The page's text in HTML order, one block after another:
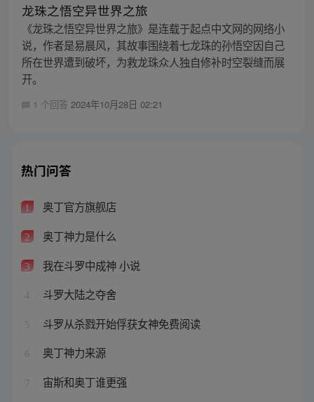
龙珠之悟空异世界之旅
《龙珠之悟空异世界之旅》是连载于起点中文网的网络小
说，作者是易晨风，其故事围绕着七龙珠的孙悟空因自己
所在世界遭到破坏，为救龙珠众人独自修补时空裂缝而展
开。
1 个回答 2024年10月28日 02:21
热门问答
1 奥丁官方旗舰店
2 奥丁神力是什么
3 我在斗罗中成神 小说
4 斗罗大陆之夺舍
5 斗罗从杀戮开始俘获女神免费阅读
6 奥丁神力来源
7 宙斯和奥丁谁更强